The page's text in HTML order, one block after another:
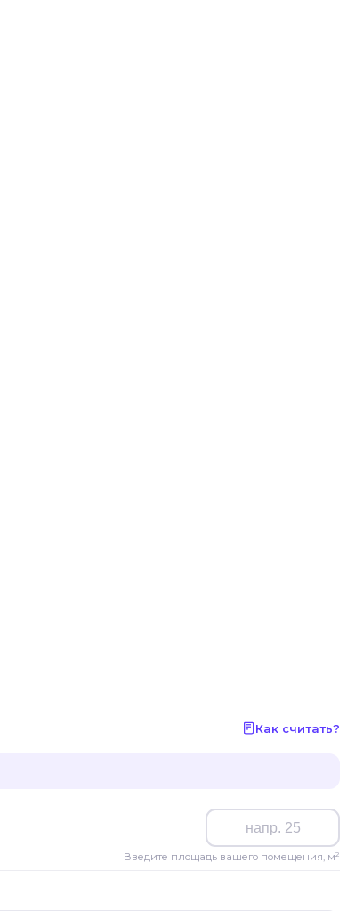
Как считать?
Введите площадь вашего помещения, м²